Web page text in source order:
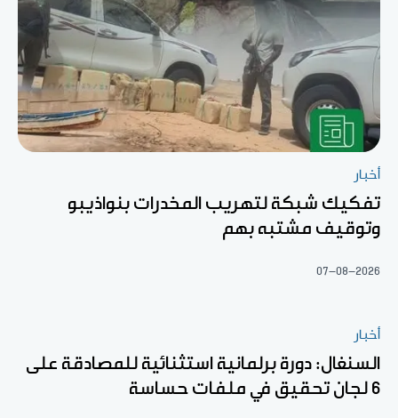
أخبار
تفكيك شبكة لتهريب المخدرات بنواذيبو
وتوقيف مشتبه بهم
07-08-2026
أخبار
السنغال: دورة برلمانية استثنائية للمصادقة على
6 لجان تحقيق في ملفات حساسة